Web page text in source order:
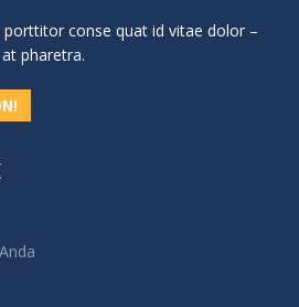
conse quat id vitae dolor –
pharetra.